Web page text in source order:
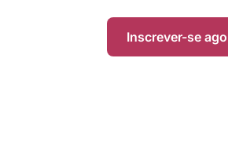
Inscrever-se